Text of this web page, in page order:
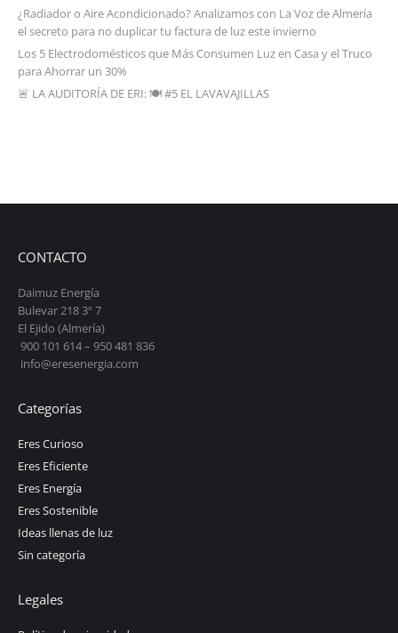
¿Radiador o Aire Acondicionado? Analizamos con La Voz de Almería
el secreto para no duplicar tu factura de luz este invierno
Los 5 Electrodomésticos que Más Consumen Luz en Casa y el Truco
para Ahorrar un 30%
🚨 LA AUDITORÍA DE ERI: 🍽️ #5 EL LAVAVAJILLAS
CONTACTO
Daimuz Energía
Bulevar 218 3º 7
El Ejido (Almería)
900 101 614 – 950 481 836
info@eresenergia.com
Categorías
Eres Curioso
Eres Eficiente
Eres Energía
Eres Sostenible
Ideas llenas de luz
Sin categoría
Legales